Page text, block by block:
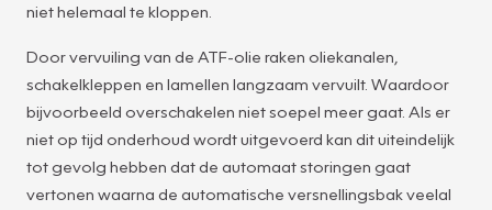
niet helemaal te kloppen.
Door vervuiling van de ATF-olie raken oliekanalen,
schakelkleppen en lamellen langzaam vervuilt. Waardoor
bijvoorbeeld overschakelen niet soepel meer gaat. Als er
niet op tijd onderhoud wordt uitgevoerd kan dit uiteindelijk
tot gevolg hebben dat de automaat storingen gaat
vertonen waarna de automatische versnellingsbak veelal